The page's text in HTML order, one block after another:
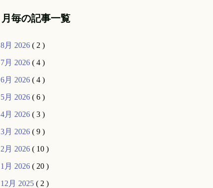
かさ・宇宙の流れ〜』 のお話の
ンツとして購入可能です...
月毎の記事一覧
8月 2026 ( 2 )
7月 2026 ( 4 )
6月 2026 ( 4 )
5月 2026 ( 6 )
4月 2026 ( 3 )
3月 2026 ( 9 )
2月 2026 ( 10 )
1月 2026 ( 20 )
12月 2025 ( 2 )